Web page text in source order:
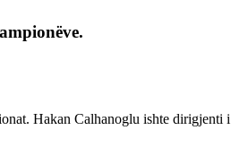
Hakan Calhanoglu ishte dirigjenti i